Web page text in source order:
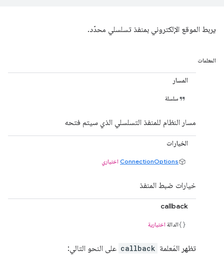
يربط الموقع الإلكتروني بمنفذ تسلسلي محدّد.
المعلمات
المسار
سلسلة
مسار النظام للمنفذ التسلسلي الذي سيتم فتحه
الخيارات
ConnectionOptions اختياري
خيارات ضبط المنفذ
callback
الدالة اختيارية
تظهر المَعلمة callback على النحو التالي: